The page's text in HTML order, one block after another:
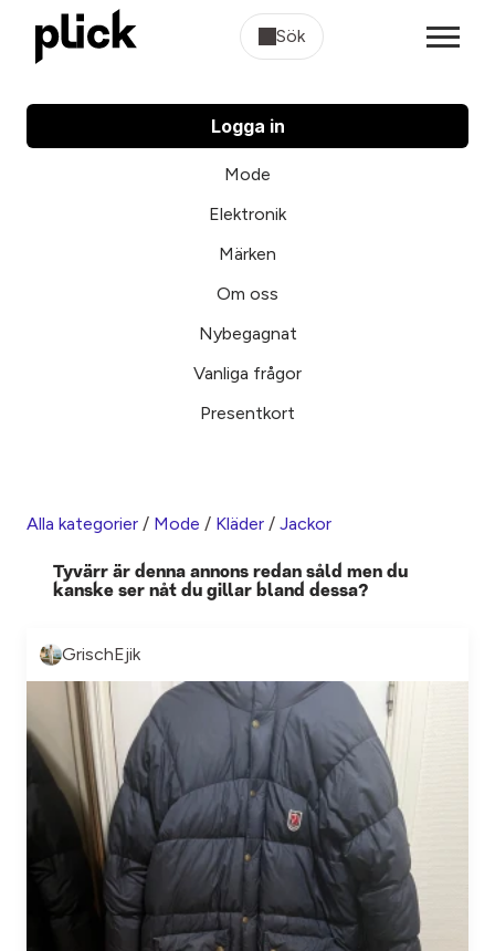
Sök
Logga in
Mode
Elektronik
Märken
Om oss
Nybegagnat
Vanliga frågor
Presentkort
Alla kategorier / Mode / Kläder / Jackor
Tyvärr är denna annons redan såld men du
kanske ser nåt du gillar bland dessa?
GrischEjik